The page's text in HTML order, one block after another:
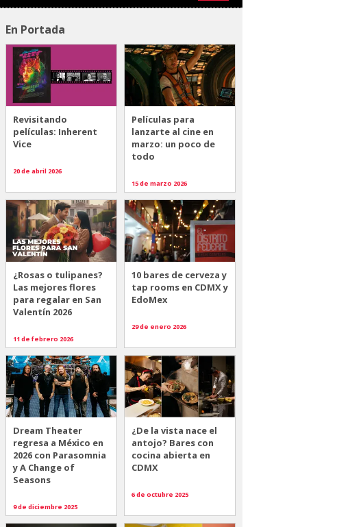
En Portada
Revisitando
películas: Inherent
Vice
20 de abril 2026
Películas para
lanzarte al cine en
marzo: un poco de
todo
15 de marzo 2026
¿Rosas o tulipanes?
Las mejores flores
para regalar en San
Valentín 2026
11 de febrero 2026
10 bares de cerveza y
tap rooms en CDMX y
EdoMex
29 de enero 2026
Dream Theater
regresa a México en
2026 con Parasomnia
y A Change of
Seasons
9 de diciembre 2025
¿De la vista nace el
antojo? Bares con
cocina abierta en
CDMX
6 de octubre 2025